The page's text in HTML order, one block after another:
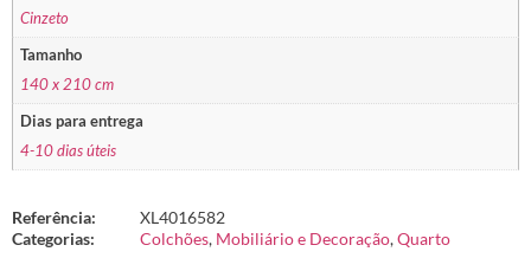
Cinzeto
Tamanho
140 x 210 cm
Dias para entrega
4-10 dias úteis
Referência:
XL4016582
Categorias:
Colchões, Mobiliário e Decoração,Quarto